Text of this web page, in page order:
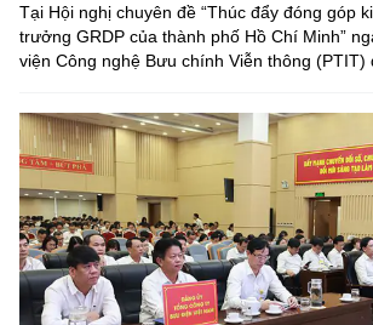
Tại Hội nghị chuyên đề “Thúc đẩy đóng góp
trưởng GRDP của thành phố Hồ Chí Minh”
viện Công nghệ Bưu chính Viễn thông (PTIT)